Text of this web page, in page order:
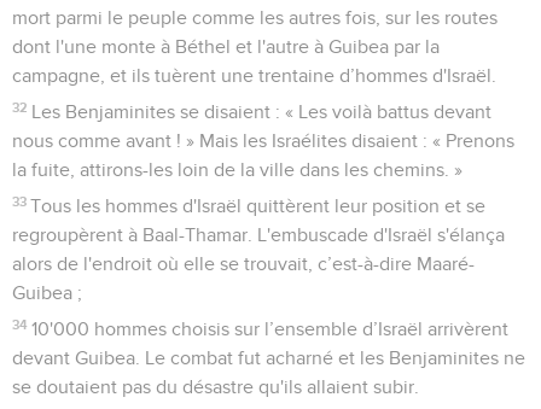
mort parmi le peuple comme les autres fois, sur les routes
dont l'une monte à Béthel et l'autre à Guibea par la
campagne, et ils tuèrent une trentaine d’hommes d'Israël.
32 Les Benjaminites se disaient : « Les voilà battus devant
nous comme avant ! » Mais les Israélites disaient : « Prenons
la fuite, attirons-les loin de la ville dans les chemins. »
33 Tous les hommes d'Israël quittèrent leur position et se
regroupèrent à Baal-Thamar. L'embuscade d'Israël s'élança
alors de l'endroit où elle se trouvait, c’est-à-dire Maaré-
Guibea ;
34 10'000 hommes choisis sur l’ensemble d’Israël arrivèrent
devant Guibea. Le combat fut acharné et les Benjaminites ne
se doutaient pas du désastre qu'ils allaient subir.